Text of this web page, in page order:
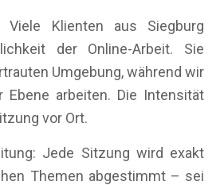
Viele Klienten aus Siegburg
der Online-Arbeit. Sie
Umgebung, während wir
Ebene arbeiten. Die Intensität
vor Ort.
Jede Sitzung wird exakt
Themen abgestimmt – sei